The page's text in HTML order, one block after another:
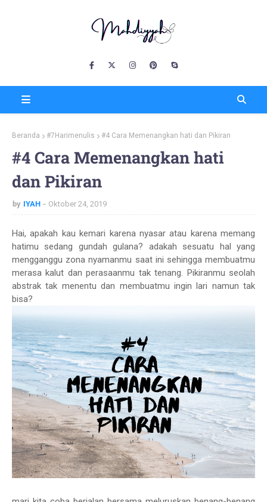
Beranda #7Harimenulis #4 Cara Memenangkan hati dan Pikiran
#4 Cara Memenangkan hati
dan Pikiran
by IYAH Oktober 24, 2019
Hai, apakah kau kemari karena nyasar atau karena memang
hatimu sedang gundah gulana? adakah sesuatu hal yang
mengganggu zona nyamanmu saat ini sehingga membuatmu
merasa kalut dan perasaanmu tak tenang. Pikiranmu seolah
abstrak tak menentu dan membuatmu ingin lari namun tak
bisa?